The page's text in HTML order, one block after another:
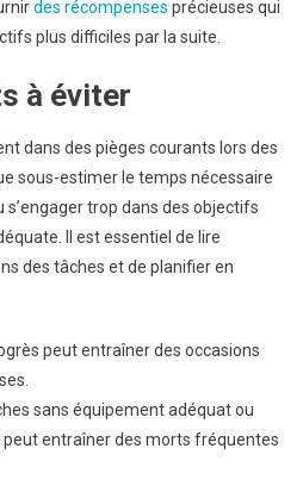
des récompenses précieuses qui
plus difficiles par la suite.
à éviter
dans des pièges courants lors des
sous-estimer le temps nécessaire
trop dans des objectifs
Il est essentiel de lire
des tâches et de planifier en
peut entraîner des occasions
sans équipement adéquat ou
peut entraîner des morts fréquentes